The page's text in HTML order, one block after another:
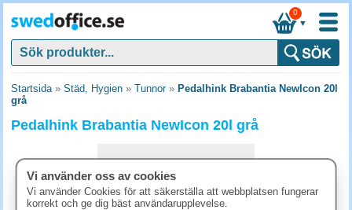
▼
0
Startsida» Städ, Hygien » Tunnor» Pedalhink Brabantia NewIcon 20l
grå
Pedalhink Brabantia NewIcon 20l grå
Vi använder oss av cookies
Vi använder Cookies för att säkerställa att webbplatsen fungerar
korrekt och ge dig bäst användarupplevelse.